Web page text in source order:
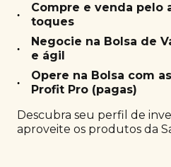
•
Compre e venda pelo
toques
•
Negocie na Bolsa de
e ágil
•
Opere na Bolsa com
Profit Pro (pagas)
Descubra seu perfil de
aproveite os produtos da